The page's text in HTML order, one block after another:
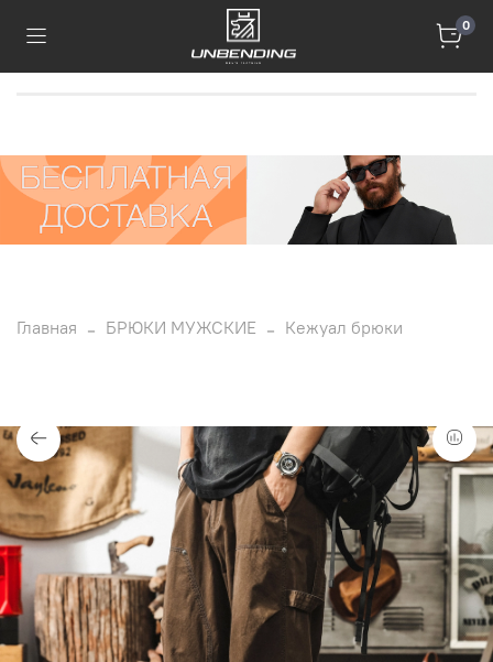
0
Главная БРЮКИ МУЖСКИЕ Кежуал брюки